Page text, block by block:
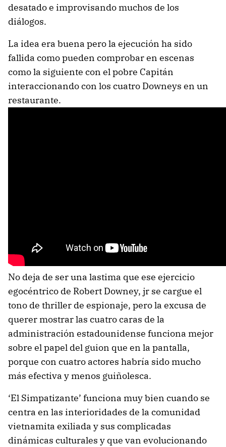
desatado e improvisando muchos de los
diálogos.
La idea era buena pero la ejecución ha sido
fallida como pueden comprobar en escenas
como la siguiente con el pobre Capitán
interaccionando con los cuatro Downeys en un
restaurante.
No deja de ser una lastima que ese ejercicio
egocéntrico de Robert Downey, jr se cargue el
tono de thriller de espionaje, pero la excusa de
querer mostrar las cuatro caras de la
administración estadounidense funciona mejor
sobre el papel del guion que en la pantalla,
porque con cuatro actores habría sido mucho
más efectiva y menos guiñolesca.
‘El Simpatizante’ funciona muy bien cuando se
centra en las interioridades de la comunidad
vietnamita exiliada y sus complicadas
dinámicas culturales y que van evolucionando